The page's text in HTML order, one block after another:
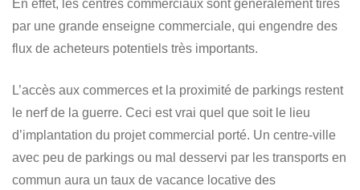
En effet, les centres commerciaux sont généralement tirés
par une grande enseigne commerciale, qui engendre des
flux de acheteurs potentiels très importants.
L’accès aux commerces et la proximité de parkings restent
le nerf de la guerre. Ceci est vrai quel que soit le lieu
d’implantation du projet commercial porté. Un centre-ville
avec peu de parkings ou mal desservi par les transports en
commun aura un taux de vacance locative des